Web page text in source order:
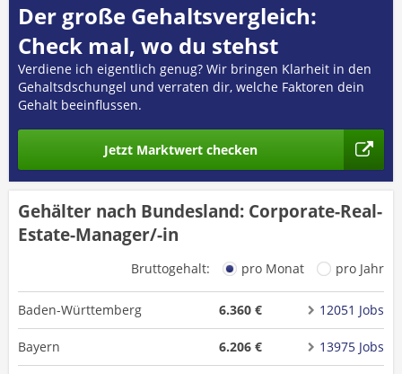
Der große Gehaltsvergleich:
Check mal, wo du stehst
Verdiene ich eigentlich genug? Wir bringen Klarheit in den
Gehaltsdschungel und verraten dir, welche Faktoren dein
Gehalt beeinflussen.
Jetzt Marktwert checken
Gehälter nach Bundesland: Corporate-Real-
Estate-Manager/-in
Bruttogehalt: pro Monat pro Jahr
Baden-Württemberg 6.360 € 12051 Jobs
Bayern 6.206 € 13975 Jobs